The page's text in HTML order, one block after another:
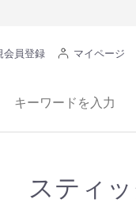
会員登録 マイページ
スティッ